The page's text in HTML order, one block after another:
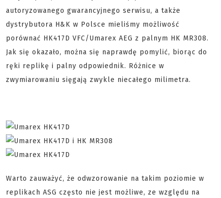
autoryzowanego gwarancyjnego serwisu, a także
dystrybutora H&K w Polsce mieliśmy możliwość
porównać HK417D VFC/Umarex AEG z palnym HK MR308.
Jak się okazało, można się naprawdę pomylić, biorąc do
ręki replikę i palny odpowiednik. Różnice w
zwymiarowaniu sięgają zwykle niecałego milimetra.
Warto zauważyć, że odwzorowanie na takim poziomie w
replikach ASG często nie jest możliwe, ze względu na